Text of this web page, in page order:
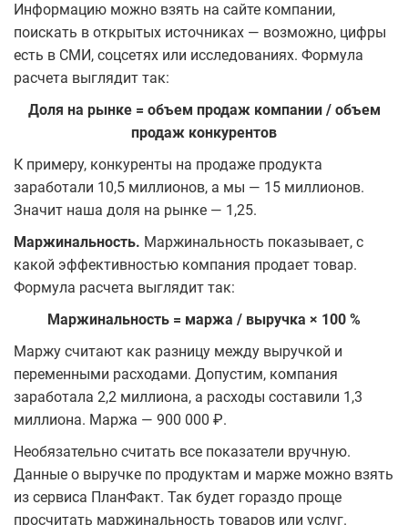
Информацию можно взять на сайте компании,
поискать в открытых источниках — возможно, цифры
есть в СМИ, соцсетях или исследованиях. Формула
расчета выглядит так:
Доля на рынке = объем продаж компании / объем
продаж конкурентов
К примеру, конкуренты на продаже продукта
заработали 10,5 миллионов, а мы — 15 миллионов.
Значит наша доля на рынке — 1,25.
Маржинальность. Маржинальность показывает, с
какой эффективностью компания продает товар.
Формула расчета выглядит так:
Маржинальность = маржа / выручка × 100 %
Маржу считают как разницу между выручкой и
переменными расходами. Допустим, компания
заработала 2,2 миллиона, а расходы составили 1,3
миллиона. Маржа — 900 000 ₽.
Необязательно считать все показатели вручную.
Данные о выручке по продуктам и марже можно взять
из сервиса ПланФакт. Так будет гораздо проще
просчитать маржинальность товаров или услуг.